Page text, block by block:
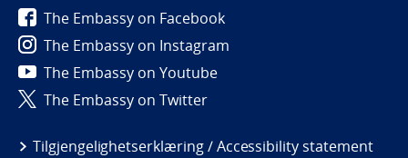
The Embassy on Facebook
The Embassy on Instagram
The Embassy on Youtube
The Embassy on Twitter
Tilgjengelighetserklæring / Accessibility statement